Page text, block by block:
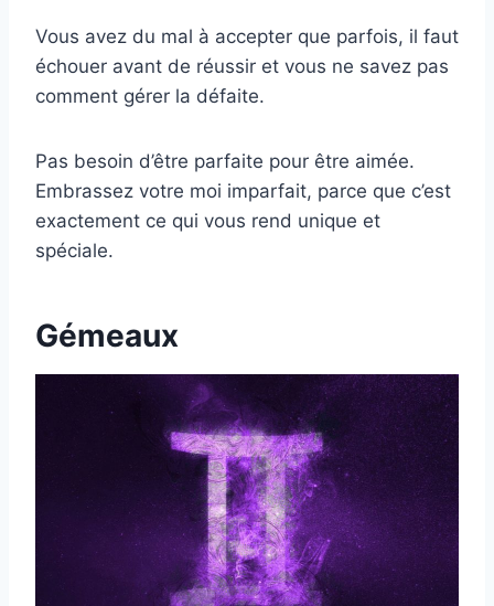
Vous avez du mal à accepter que parfois, il faut
échouer avant de réussir et vous ne savez pas
comment gérer la défaite.
Pas besoin d’être parfaite pour être aimée.
Embrassez votre moi imparfait, parce que c’est
exactement ce qui vous rend unique et
spéciale.
Gémeaux